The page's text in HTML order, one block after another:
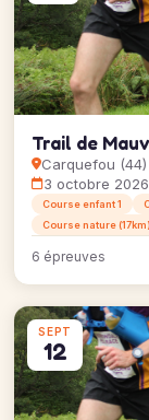
Trail de
Carquefou (44)
3 octobre 2026
Course enfant 1
Course nature (17km)
6 épreuves
SEPT
12